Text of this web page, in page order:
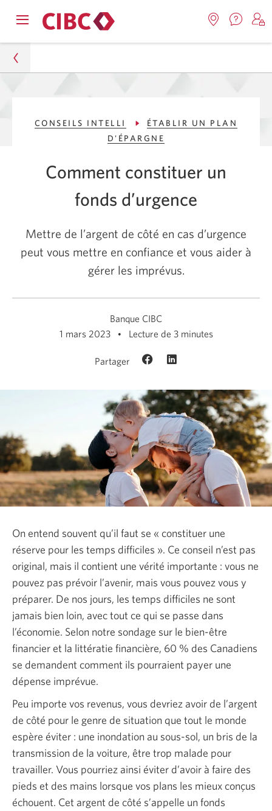
Passer
en
Passer
navigation
menu.
fenêtre
Conseils Intelli
CONSEILS INTELLI
ÉTABLIR UN PLAN
D'ÉPARGNE
Comment constituer un
fonds d’urgence
Mettre de l’argent de côté en cas d’urgence
peut vous mettre en confiance et vous aider à
gérer les imprévus.
Banque CIBC
1 mars 2023
Lecture de 3 minutes
Partager
On entend souvent qu’il faut se « constituer une
réserve pour les temps difficiles ». Ce conseil n’est pas
original, mais il contient une vérité importante : vous ne
pouvez pas prévoir l’avenir, mais vous pouvez vous y
préparer. De nos jours, les temps difficiles ne sont
jamais bien loin, avec tout ce qui se passe dans
l’économie. Selon notre sondage sur le bien-être
financier et la littératie financière, 60 % des Canadiens
se demandent comment ils pourraient payer une
dépense imprévue.
Peu importe vos revenus, vous devriez avoir de l’argent
de côté pour le genre de situation que tout le monde
espère éviter : une inondation au sous-sol, un bris de la
transmission de la voiture, être trop malade pour
travailler. Vous pourriez ainsi éviter d’avoir à faire des
pieds et des mains lorsque vos plans les mieux conçus
échouent. Cet argent de côté s’appelle un fonds